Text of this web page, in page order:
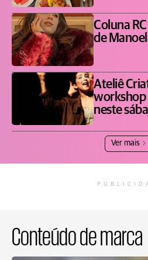
Coluna
de
Ateliê
workshop
neste
Ver mais
Conteúdo de marca